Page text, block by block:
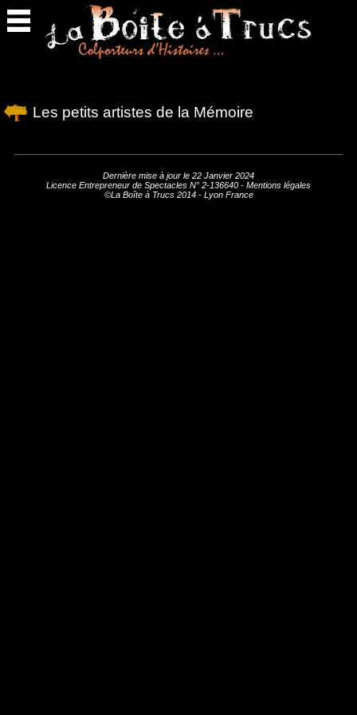
Les petits artistes de la Mémoire
Dernière mise à jour le 22 Janvier 2024
Licence Entrepreneur de Spectacles N° 2-136640 - Mentions légales
©La Boîte à Trucs 2014 - Lyon France
Retour
en